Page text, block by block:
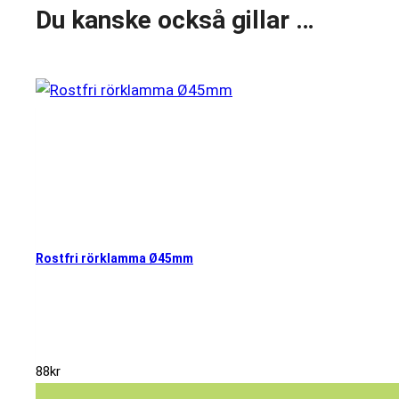
Du kanske också gillar …
Rostfri rörklamma Ø45mm
88kr